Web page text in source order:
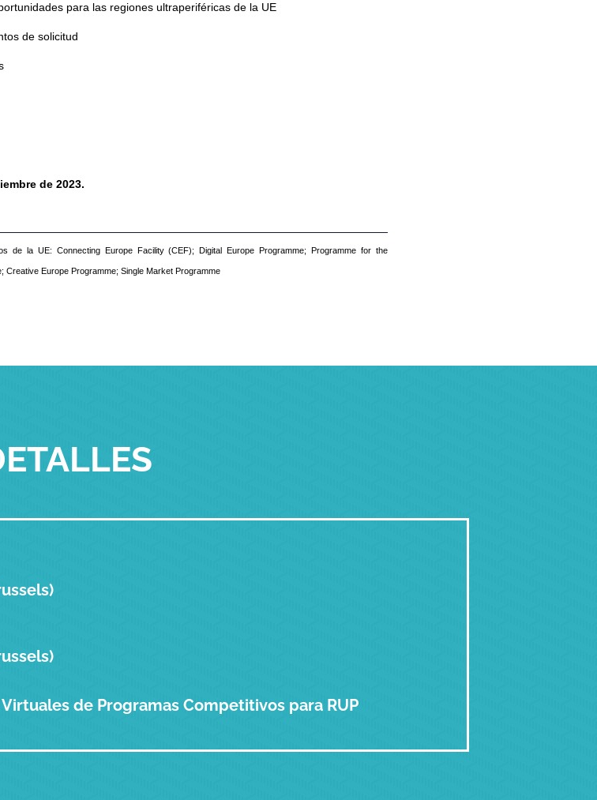
para las regiones ultraperiféricas de la UE
de solicitud
de 2023.
de la UE: Connecting Europe Facility (CEF); Digital Europe Programme; Programme for the
Creative Europe Programme; Single Market Programme
de Programas Competitivos para RUP